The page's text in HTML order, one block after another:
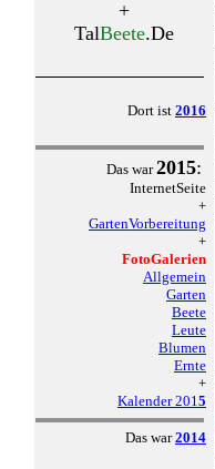
+
TalBeete.De
Dort ist 2016
Das war2015:
InternetSeite
+
GartenVorbereitung
+
FotoGalerien
Allgemein
Garten
Beete
Leute
Blumen
Ernte
+
Kalender 2015
Das war2014